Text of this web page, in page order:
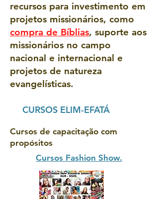
recursos para investimento em
projetos missionários, como
compra de Bíblias, suporte aos
missionários no campo
nacional e internacional e
projetos de natureza
evangelísticas.
CURSOS ELIM-EFATÁ
Cursos de capacitação com
propósitos
Cursos Fashion Show.